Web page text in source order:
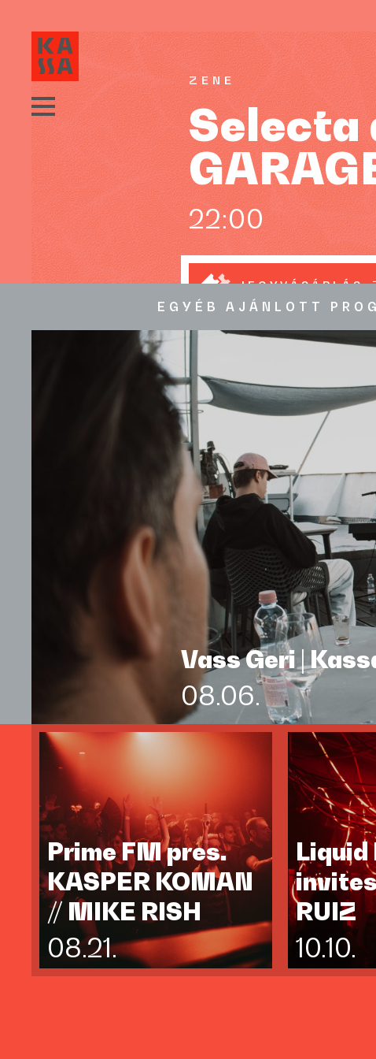
ZENE
Selecta
22:00
JEGYVÁSÁRLÁS
EGYÉB AJÁNLOTT
Vass Geri |
08.06.
Prime FM pres.
KASPER KOMAN
// MIKE RISH
08.21.
Liquid
RUIZ
10.10.